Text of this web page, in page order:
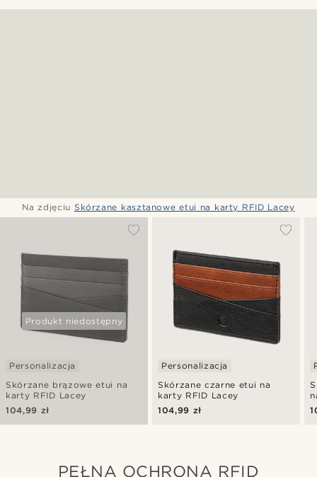
Na zdjęciu Skórzane kasztanowe etui na karty RFID Lacey
Produkt niedostępny
Skórzane brązowe etui na
karty RFID Lacey
Personalizacja
104,99 zł
Skórzane czarne etui na
karty RFID Lacey
Personalizacja
104,99 zł
PEŁNA OCHRONA RFID